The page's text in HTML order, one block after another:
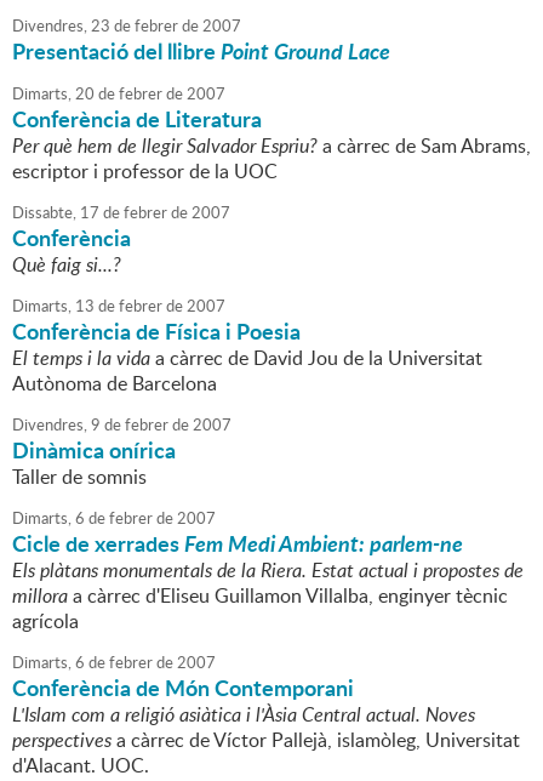
Divendres,23 defebrerde2007
Presentació del llibrePoint Ground Lace
Dimarts,20 defebrerde2007
Conferència de Literatura
Per què hem de llegir Salvador Espriu?a càrrec de Sam Abrams,
escriptor i professor de la UOC
Dissabte, 17 defebrerde2007
Conferència
Què faig si...?
Dimarts, 13 defebrerde2007
Conferència de Física i Poesia
El temps i la vidaa càrrec de David Jou de la Universitat
Autònoma de Barcelona
Divendres,9 defebrerde2007
Dinàmica onírica
Taller de somnis
Dimarts,6 defebrerde2007
Cicle de xerradesFem Medi Ambient: parlem-ne
Els plàtans monumentals de la Riera. Estat actual i propostes de
milloraa càrrec d'Eliseu Guillamon Villalba, enginyer tècnic
agrícola
Dimarts,6 defebrerde2007
Conferència de Món Contemporani
L'Islam com a religió asiàtica i l'Àsia Central actual. Noves
perspectivesa càrrec de Víctor Pallejà, islamòleg, Universitat
d'Alacant. UOC.